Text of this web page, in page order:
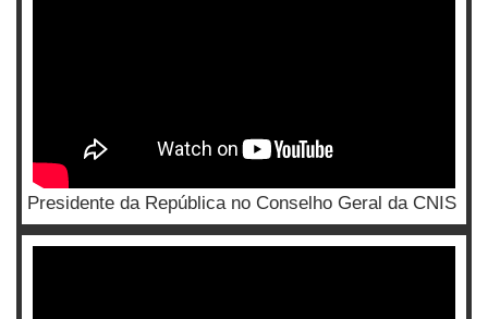
Presidente da República no Conselho Geral da CNIS